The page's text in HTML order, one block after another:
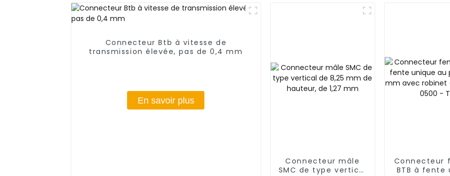
Connecteur Btb à vitesse de
transmission élevée, pas de 0,4 mm
En savoir plus
Connecteur mâle
SMC de type vertical
Connecteur
BTB à fente